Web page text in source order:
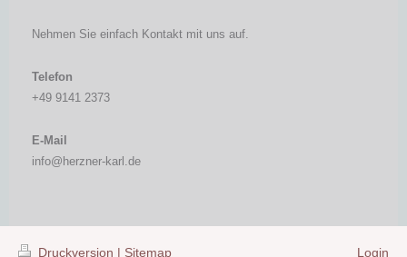
Nehmen Sie einfach Kontakt mit uns auf.
Telefon
+49 9141 2373
E-Mail
info@herzner-karl.de
Druckversion | Sitemap Login